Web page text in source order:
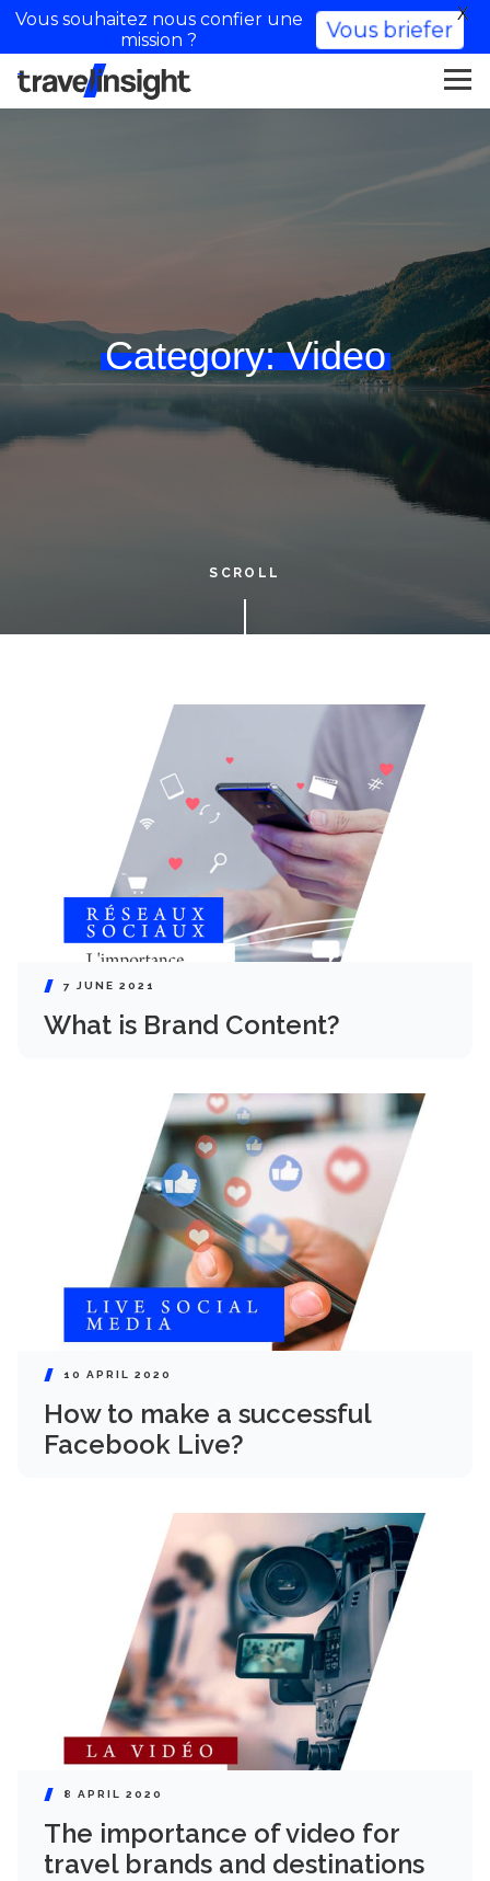
Category:Video
SCROLL
7 JUNE 2021
What is Brand Content?
10 APRIL 2020
How to make a successful
Facebook Live?
8 APRIL 2020
The importance of video for
travel brands and destinations
Vous souhaitez nous confier une
mission ?
Vous briefer
X